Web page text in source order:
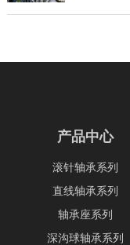
产品中心
滚针轴承系列
直线轴承系列
轴承座系列
深沟球轴承系列